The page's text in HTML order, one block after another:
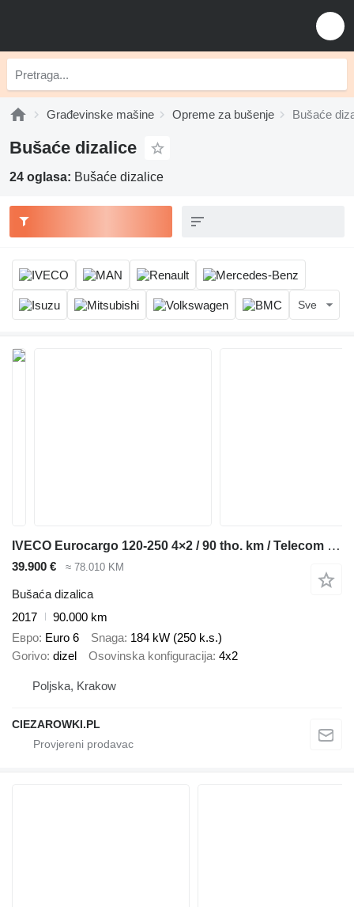
Građevinske mašine Opreme za bušenje Bušaće
Bušaće dizalice
24 oglasa: Bušaće dizalice
Sve
IVECO Eurocargo 120-250 4×2 / 90 tho. km / Telecom 20 drilling rig
39.900 € ≈ 78.010 KM
Bušaća dizalica
2017
90.000 km
Евро Euro 6 Snaga 184 kW (250 k.s.)
Gorivo dizel Osovinska konfiguracija 4x2
Poljska, Krakow
CIEZAROWKI.PL